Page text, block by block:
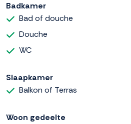
Badkamer
Bad of douche
Douche
WC
Slaapkamer
Balkon of Terras
Woon gedeelte